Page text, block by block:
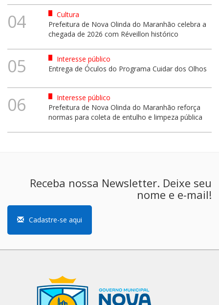
04
Cultura
Prefeitura de Nova Olinda do Maranhão celebra a
chegada de 2026 com Réveillon histórico
05
Interesse público
Entrega de Óculos do Programa Cuidar dos Olhos
06
Interesse público
Prefeitura de Nova Olinda do Maranhão reforça
normas para coleta de entulho e limpeza pública
Receba nossa Newsletter. Deixe seu
nome e e-mail!
Cadastre-se aqui